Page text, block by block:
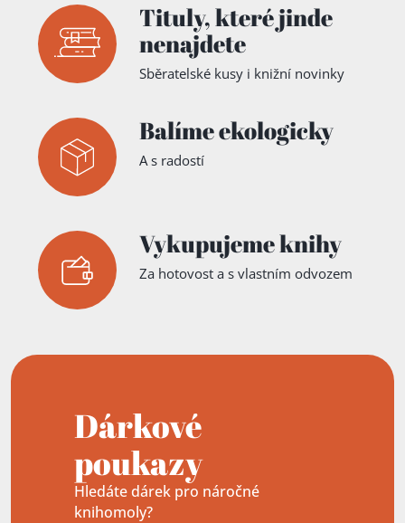
Tituly,které jinde
nenajdete
Sběratelské kusy i knižní novinky
Balíme ekologicky
A s radostí
Vykupujeme knihy
Za hotovost a s vlastním odvozem
Dárkové
poukazy
Hledáte dárek pro náročné
knihomoly?